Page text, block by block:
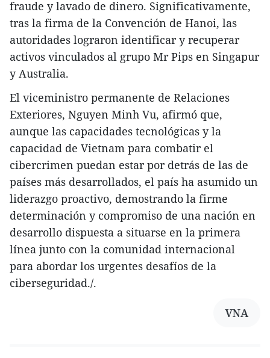
fraude y lavado de dinero. Significativamente,
tras la firma de la Convención de Hanoi, las
autoridades lograron identificar y recuperar
activos vinculados al grupo Mr Pips en Singapur
y Australia.
El viceministro permanente de Relaciones
Exteriores, Nguyen Minh Vu, afirmó que,
aunque las capacidades tecnológicas y la
capacidad de Vietnam para combatir el
cibercrimen puedan estar por detrás de las de
países más desarrollados, el país ha asumido un
liderazgo proactivo, demostrando la firme
determinación y compromiso de una nación en
desarrollo dispuesta a situarse en la primera
línea junto con la comunidad internacional
para abordar los urgentes desafíos de la
ciberseguridad./.
VNA